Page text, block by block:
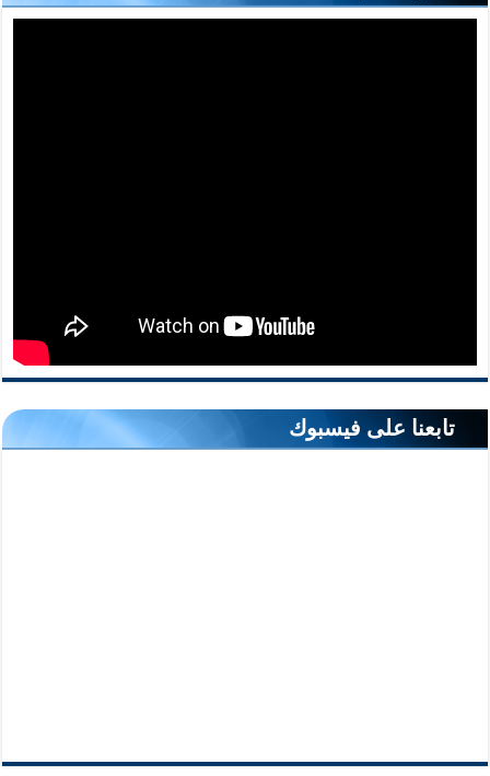
تابعنا على فيسبوك